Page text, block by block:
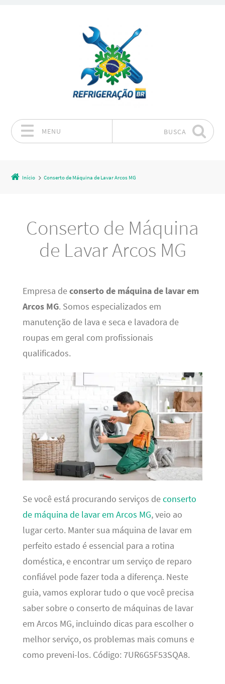
MENU BUSCA
Início Conserto de Máquina de Lavar Arcos MG
Conserto de Máquina
de Lavar Arcos MG
Empresa deconserto de máquina de lavar em
Arcos MG. Somos especializados em
manutenção de lava e seca e lavadora de
roupas em geral com profissionais
qualificados.
Se você está procurando serviços deconserto
de máquina de lavar em Arcos MG, veio ao
lugar certo. Manter sua máquina de lavar em
perfeito estado é essencial para a rotina
doméstica, e encontrar um serviço de reparo
confiável pode fazer toda a diferença. Neste
guia, vamos explorar tudo o que você precisa
saber sobre o conserto de máquinas de lavar
em Arcos MG, incluindo dicas para escolher o
melhor serviço, os problemas mais comuns e
como preveni-los. Código: 7UR6G5F53SQA8.